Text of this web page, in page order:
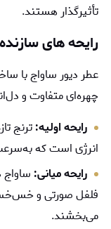
تأثیرگذار هستند.
رایحه‌ های
عطر دیور ساواج با
چهره‌ای متفاوت و
رایحه اولیه:ترنج
انرژی است که
رایحه میانی:
فلفل صورتی و خس‌خس
می‌بخشند.